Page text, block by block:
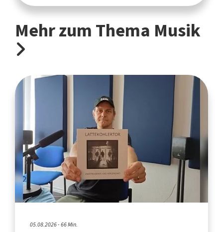
Mehr zum Thema Musik
05.08.2026 - 66 Min.